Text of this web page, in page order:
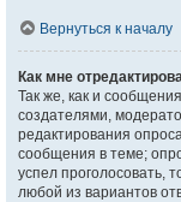
Вернуться к началу
Как мне
Так же, как и
создателями,
редактирования
сообщения в теме;
успел проголосовать,
любой из вариантов